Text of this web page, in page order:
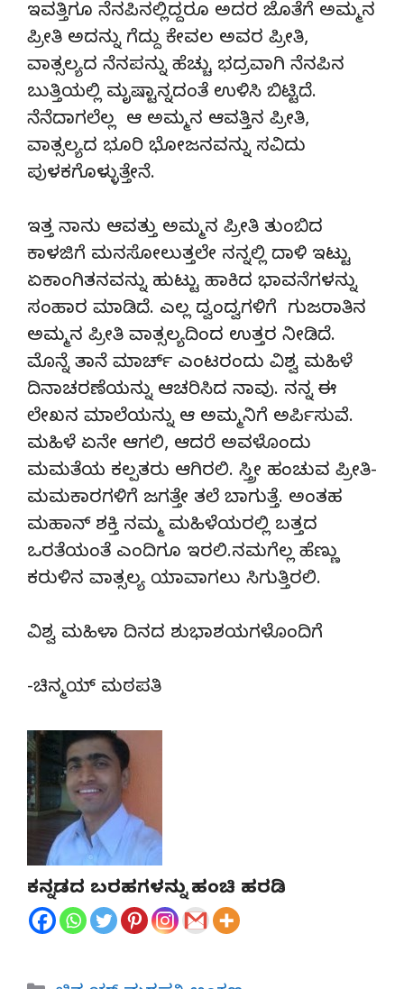
ಇವತ್ತಿಗೂ ನೆನಪಿನಲ್ಲಿದ್ದರೂ ಅದರ ಜೊತೆಗೆ ಅಮ್ಮನ
ಪ್ರೀತಿ ಅದನ್ನು ಗೆದ್ದು ಕೇವಲ ಅವರ ಪ್ರೀತಿ,
ವಾತ್ಸಲ್ಯದ ನೆನಪನ್ನು ಹೆಚ್ಚು ಭದ್ರವಾಗಿ ನೆನಪಿನ
ಬುತ್ತಿಯಲ್ಲಿ ಮೃಷ್ಟಾನ್ನದಂತೆ ಉಳಿಸಿ ಬಿಟ್ಟಿದೆ.
ನೆನೆದಾಗಲೆಲ್ಲ ಆ ಅಮ್ಮನ ಆವತ್ತಿನ ಪ್ರೀತಿ,
ವಾತ್ಸಲ್ಯದ ಭೂರಿ ಭೋಜನವನ್ನು ಸವಿದು
ಪುಳಕಗೊಳ್ಳುತ್ತೇನೆ.
ಇತ್ತ ನಾನು ಆವತ್ತು ಅಮ್ಮನ ಪ್ರೀತಿ ತುಂಬಿದ
ಕಾಳಜಿಗೆ ಮನಸೋಲುತ್ತಲೇ ನನ್ನಲ್ಲಿ ದಾಳಿ ಇಟ್ಟು
ಏಕಾಂಗಿತನವನ್ನು ಹುಟ್ಟು ಹಾಕಿದ ಭಾವನೆಗಳನ್ನು
ಸಂಹಾರ ಮಾಡಿದೆ. ಎಲ್ಲ ದ್ವಂದ್ವಗಳಿಗೆ ಗುಜರಾತಿನ
ಅಮ್ಮನ ಪ್ರೀತಿ ವಾತ್ಸಲ್ಯದಿಂದ ಉತ್ತರ ನೀಡಿದೆ.
ಮೊನ್ನೆ ತಾನೆ ಮಾರ್ಚ್ ಎಂಟರಂದು ವಿಶ್ವ ಮಹಿಳೆ
ದಿನಾಚರಣೆಯನ್ನು ಆಚರಿಸಿದ ನಾವು. ನನ್ನ ಈ
ಲೇಖನ ಮಾಲೆಯನ್ನು ಆ ಅಮ್ಮನಿಗೆ ಅರ್ಪಿಸುವೆ.
ಮಹಿಳೆ ಏನೇ ಆಗಲಿ, ಆದರೆ ಅವಳೊಂದು
ಮಮತೆಯ ಕಲ್ಪತರು ಆಗಿರಲಿ. ಸ್ತ್ರೀ ಹಂಚುವ ಪ್ರೀತಿ-
ಮಮಕಾರಗಳಿಗೆ ಜಗತ್ತೇ ತಲೆ ಬಾಗುತ್ತೆ. ಅಂತಹ
ಮಹಾನ್ ಶಕ್ತಿ ನಮ್ಮ ಮಹಿಳೆಯರಲ್ಲಿ ಬತ್ತದ
ಒರತೆಯಂತೆ ಎಂದಿಗೂ ಇರಲಿ.ನಮಗೆಲ್ಲ ಹೆಣ್ಣು
ಕರುಳಿನ ವಾತ್ಸಲ್ಯ ಯಾವಾಗಲು ಸಿಗುತ್ತಿರಲಿ.
ವಿಶ್ವ ಮಹಿಳಾ ದಿನದ ಶುಭಾಶಯಗಳೊಂದಿಗೆ
-ಚಿನ್ಮಯ್ ಮಠಪತಿ
ಕನ್ನಡದ ಬರಹಗಳನ್ನು ಹಂಚಿ ಹರಡಿ